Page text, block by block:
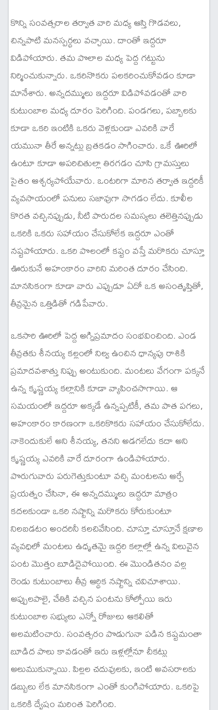
కొన్ని సంవత్సరాల తర్వాత వారి మధ్య ఆస్తి గొడవలు,
చిన్నపాటి మనస్పర్థలు వచ్చాయి. దాంతో ఇద్దరూ
విడిపోయారు. తమ పొలాల మధ్య పెద్ద గట్టును
నిర్మించుకున్నారు. ఒకరినొకరు పలకరించుకోవడం కూడా
మానేశారు. అన్నదమ్ములు ఇద్దరూ విడిపోవడంతో వారి
కుటుంబాల మధ్య దూరం పెరిగింది. పండగలు, పబ్బాలకు
కూడా ఒకరి ఇంటికి ఒకరు వెళ్లకుండా ఎవరికి వారే
యమునా తీరే అన్నట్లు బ్రతకడం సాగించారు. ఒకే ఊరిలో
ఉంటూ కూడా అపరిచితుల్లా తిరగడం చూసి గ్రామస్తులు
సైతం ఆశ్చర్యపోయేవారు. ఒంటరిగా మారిన తర్వాత ఇద్దరికీ
వ్యవసాయంలో పనులు సజావుగా సాగడం లేదు. కూలీల
కొరత వచ్చినప్పుడు, నీటి పారుదల సమస్యలు తలెత్తినప్పుడు
ఒకరికి ఒకరు సహాయం చేసుకోలేక ఇద్దరూ ఎంతో
నష్టపోయారు. ఒకరి పొలంలో కష్టం వస్తే మరొకరు చూస్తూ
ఊరుకునే అహంకారం వారిని మరింత దూరం చేసింది.
మానసికంగా కూడా వారు ఎప్పుడూ ఏదో ఒక అసంతృప్తితో,
తీవ్రమైన ఒత్తిడితో గడిపేవారు.
ఒకసారి ఊరిలో పెద్ద అగ్నిప్రమాదం సంభవించింది. ఎండ
తీవ్రతకు శీనయ్య కల్లంలో నిల్వ ఉంచిన ధాన్యపు రాశికి
ప్రమాదవశాత్తు నిప్పు అంటుకుంది. మంటలు వేగంగా పక్కనే
ఉన్న కృష్ణయ్య కల్లానికి కూడా వ్యాపించసాగాయి. ఆ
సమయంలో ఇద్దరూ అక్కడే ఉన్నప్పటికీ, తమ పాత పగలు,
అహంకారం కారణంగా ఒకరికొకరు సహాయం చేసుకోలేదు.
నాకెందుకులే అని శీనయ్య, తనని అడగలేదు కదా అని
కృష్ణయ్య ఎవరికి వారే దూరంగా ఉండిపోయారు.
పొరుగువారు పరుగెత్తుకుంటూ వచ్చి మంటలను ఆర్పే
ప్రయత్నం చేసినా, ఈ అన్నదమ్ములు ఇద్దరూ మాత్రం
కదలకుండా ఒకరి నష్టాన్ని మరొకరు కోరుకుంటూ
నిలబడటం అందరినీ కలచివేసింది. చూస్తూ చూస్తూనే క్షణాల
వ్యవధిలో మంటలు ఉధృతమై ఇద్దరి కల్లాల్లో ఉన్న విలువైన
పంట మొత్తం బూడిదైపోయింది. ఈ మొండితనం వల్ల
రెండు కుటుంబాలు తీవ్ర ఆర్థిక నష్టాన్ని చవిచూశాయి.
అప్పులపాలై, చేతికి వచ్చిన పంటను కోల్పోయి ఇరు
కుటుంబాల సభ్యులు ఎన్నో రోజులు ఆకలితో
అలమటించారు. సంవత్సరం పొడుగునా పడిన కష్టమంతా
బూడిద పాలు కావడంతో ఇరు ఇళ్లల్లోనూ చీకట్లు
అలుముకున్నాయి. పిల్లల చదువులకు, ఇంటి అవసరాలకు
డబ్బులు లేక మానసికంగా ఎంతో కుంగిపోయారు. ఒకరిపై
ఒకరికి ద్వేషం మరింత పెరిగింది.